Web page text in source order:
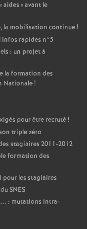
aides » avant le
la mobilisation continue!
Infos rapides n°5
: un projet à
la formation des
Nationale!
pour être recruté!
triple zéro
stagiaires 2011-2012
formation des
les stagiaires
SNES
: mutations intra-